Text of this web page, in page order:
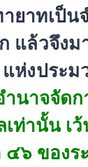
ยาทเป็น
แล้วจึง
ห่งประ
นาจจัดก
เท่านั้น เ
๖ ของ